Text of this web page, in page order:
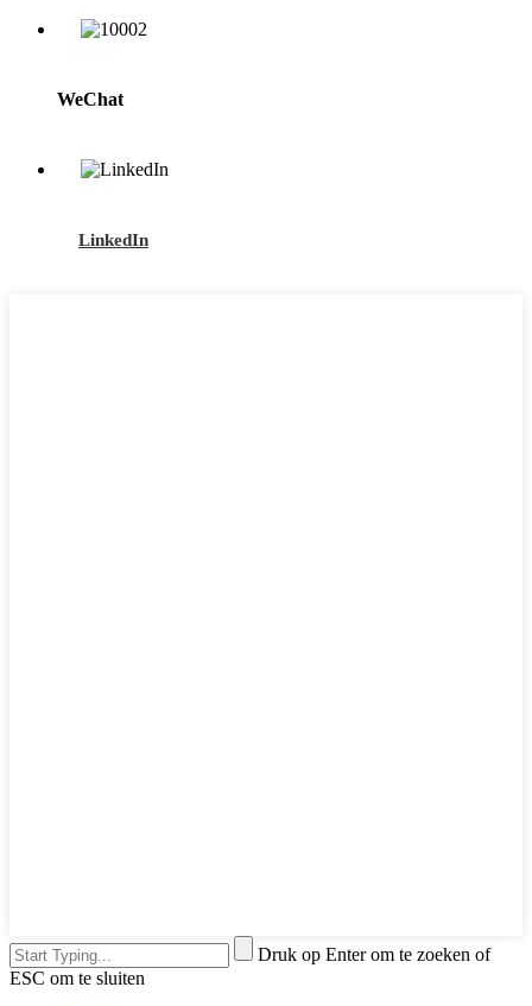
WeChat
LinkedIn
Druk op Enter om te zoeken of
ESC om te sluiten